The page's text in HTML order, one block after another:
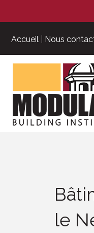
Accueil Nous
le